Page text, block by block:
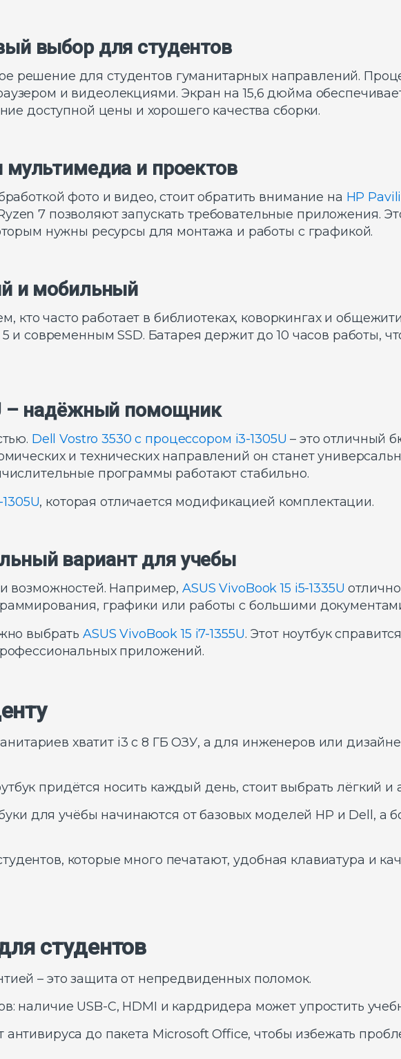
выбор для студентов
решение для студентов гуманитарных направлений.
и видеолекциями. Экран на 15,6 дюйма
доступной цены и хорошего качества сборки.
мультимедиа и проектов
фото и видео, стоит обратить внимание на HP
7 позволяют запускать требовательные приложения.
нужны ресурсы для монтажа и работы с графикой.
и мобильный
кто часто работает в библиотеках, коворкингах и
и современным SSD. Батарея держит до 10 часов работы,
– надёжный помощник
Dell Vostro 3530 с процессором i3-1305U – это отличный
и технических направлений он станет
программы работают стабильно.
, которая отличается модификацией комплектации.
вариант для учебы
возможностей. Например, ASUS VivoBook 15 i5-1335U
графики или работы с большими
выбрать ASUS VivoBook 15 i7-1355U. Этот ноутбук
приложений.
хватит i3 с 8 ГБ ОЗУ, а для инженеров или
придётся носить каждый день, стоит выбрать лёгкий и
для учёбы начинаются от базовых моделей HP и Dell, а
которые много печатают, удобная клавиатура и
студентов
– это защита от непредвиденных поломок.
наличие USB-C, HDMI и кардридера может упростить
до пакета Microsoft Office, чтобы избежать